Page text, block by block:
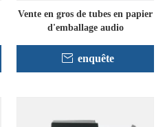
Vente en gros de tubes en papier
d'emballage audio
enquête